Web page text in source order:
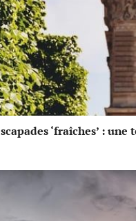
‘fraîches’ :